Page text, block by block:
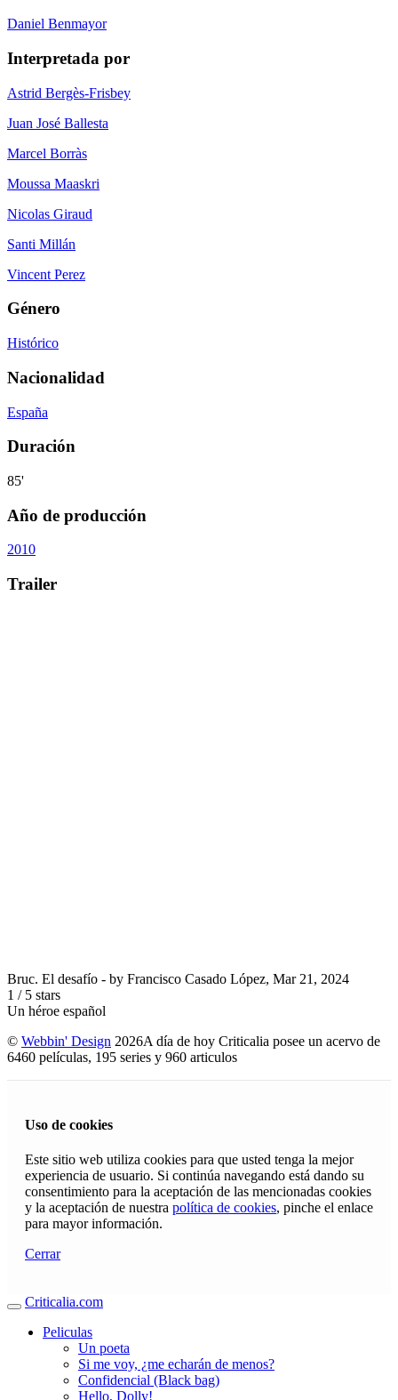
Daniel Benmayor
Interpretada por
Astrid Bergès-Frisbey
Juan José Ballesta
Marcel Borràs
Moussa Maaskri
Nicolas Giraud
Santi Millán
Vincent Perez
Género
Histórico
Nacionalidad
España
Duración
85'
Año de producción
2010
Trailer
Bruc. El desafío - by Francisco Casado López, Mar 21, 2024
1 / 5 stars
Un héroe español
© Webbin' Design 2026A día de hoy Criticalia posee un acervo de
6460 películas, 195 series y 960 articulos
Uso de cookies
Este sitio web utiliza cookies para que usted tenga la mejor
experiencia de usuario. Si continúa navegando está dando su
consentimiento para la aceptación de las mencionadas cookies
y la aceptación de nuestra política de cookies, pinche el enlace
para mayor información.
Cerrar
Criticalia.com
Peliculas
Un poeta
Si me voy, ¿me echarán de menos?
Confidencial (Black bag)
Hello, Dolly!